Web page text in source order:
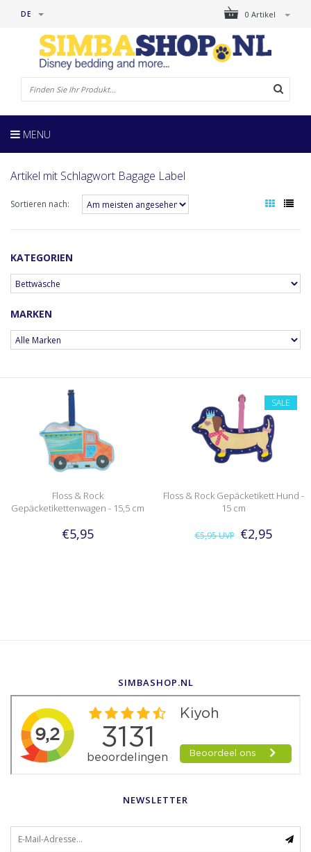
0 Artikel
DE
MENU
Artikel mit Schlagwort Bagage Label
Sortieren nach:
KATEGORIEN
MARKEN
Floss & Rock
Gepäcketikettenwagen - 15,5 cm
€5,95
SALE
Floss & Rock Gepäcketikett Hund -
15 cm
€5,95UVP €2,95
SIMBASHOP.NL
NEWSLETTER